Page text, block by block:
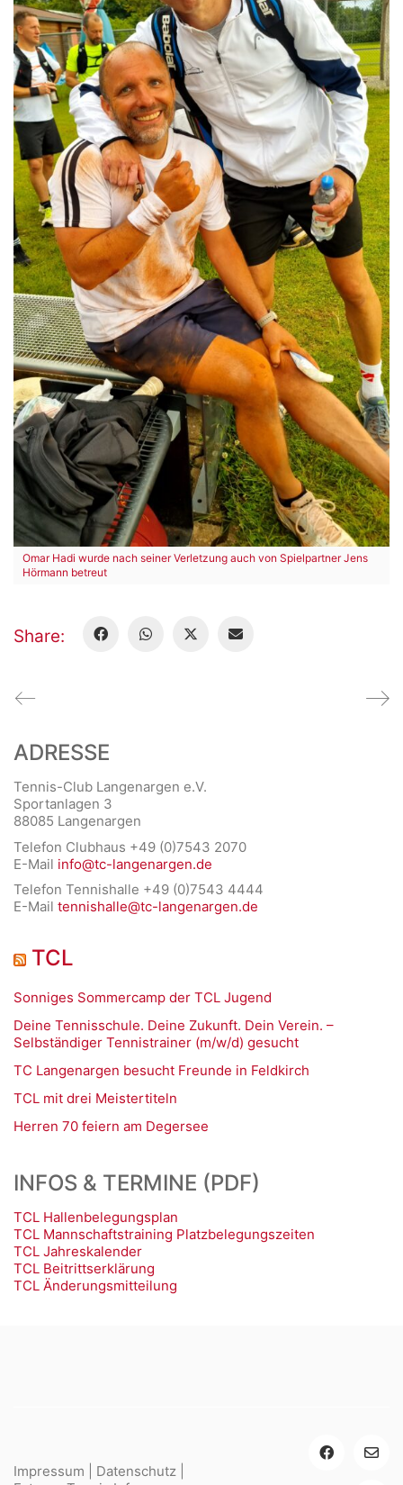
Omar Hadi wurde nach seiner Verletzung auch von Spielpartner Jens
Hörmann betreut
Share:
ADRESSE
Tennis-Club Langenargen e.V.
Sportanlagen 3
88085 Langenargen
Telefon Clubhaus +49 (0)7543 2070
E-Mail info@tc-langenargen.de
Telefon Tennishalle +49 (0)7543 4444
E-Mail tennishalle@tc-langenargen.de
TCL
Sonniges Sommercamp der TCL Jugend
Deine Tennisschule. Deine Zukunft. Dein Verein. –
Selbständiger Tennistrainer (m/w/d) gesucht
TC Langenargen besucht Freunde in Feldkirch
TCL mit drei Meistertiteln
Herren 70 feiern am Degersee
INFOS & TERMINE (PDF)
TCL Hallenbelegungsplan
TCL Mannschaftstraining Platzbelegungszeiten
TCL Jahreskalender
TCL Beitrittserklärung
TCL Änderungsmitteilung
Impressum Datenschutz